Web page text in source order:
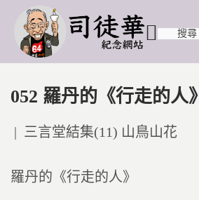
052 羅丹的《行走的人》
Posted
三言堂結集(11) 山鳥山花
羅丹的《行走的人》